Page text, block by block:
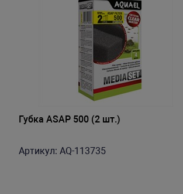
Губка ASAP 500 (2 шт.)
Артикул: AQ-113735